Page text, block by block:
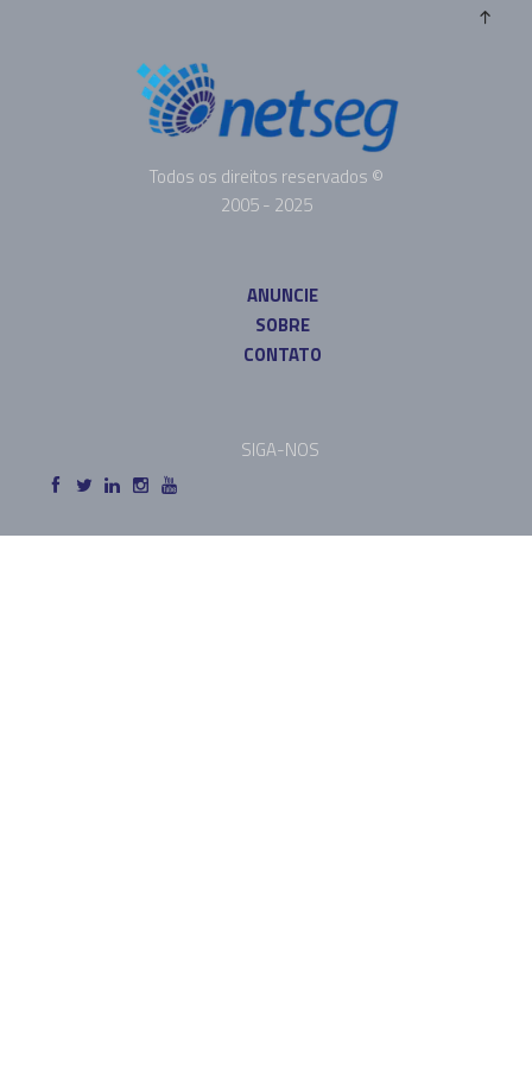
Todos os direitos reservados ©
2005 - 2025
ANUNCIE
SOBRE
CONTATO
SIGA-NOS